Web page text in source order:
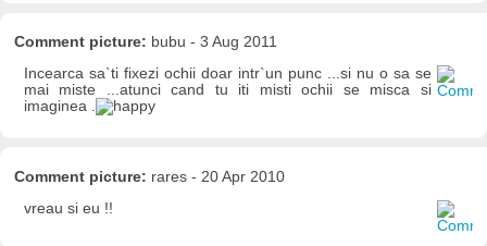
Comment picture: bubu - 3 Aug 2011
Incearca sa`ti fixezi ochii doar intr`un punc ...si nu o sa se
mai miste ...atunci cand tu iti misti ochii se misca si
imaginea .
Comment picture: rares - 20 Apr 2010
vreau si eu !!